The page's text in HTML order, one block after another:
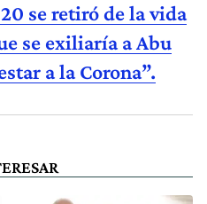
se retiró de la vida
se exiliaría a Abu
a la Corona”.